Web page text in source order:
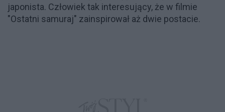
japonista. Człowiek tak interesujący, że w filmie
"Ostatni samuraj" zainspirował aż dwie postacie.